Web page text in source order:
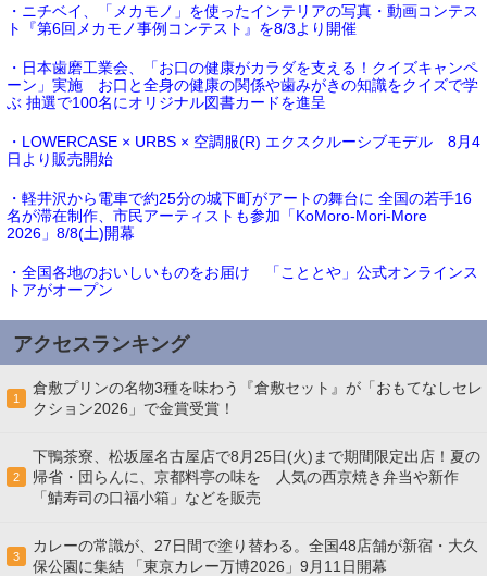
・ニチベイ、「メカモノ」を使ったインテリアの写真・動画コンテス
ト『第6回メカモノ事例コンテスト』を8/3より開催
・日本歯磨工業会、「お口の健康がカラダを支える！クイズキャンペ
ーン」実施 お口と全身の健康の関係や歯みがきの知識をクイズで学
ぶ 抽選で100名にオリジナル図書カードを進呈
・LOWERCASE × URBS × 空調服(R) エクスクルーシブモデル 8月4
日より販売開始
・軽井沢から電車で約25分の城下町がアートの舞台に 全国の若手16
名が滞在制作、市民アーティストも参加「KoMoro-Mori-More
2026」8/8(土)開幕
・全国各地のおいしいものをお届け 「こととや」公式オンラインス
トアがオープン
アクセスランキング
1
倉敷プリンの名物3種を味わう『倉敷セット』が「おもてなしセレ
クション2026」で金賞受賞！
2
下鴨茶寮、松坂屋名古屋店で8月25日(火)まで期間限定出店！夏の
帰省・団らんに、京都料亭の味を 人気の西京焼き弁当や新作
「鯖寿司の口福小箱」などを販売
3
カレーの常識が、27日間で塗り替わる。全国48店舗が新宿・大久
保公園に集結 「東京カレー万博2026」9月11日開幕